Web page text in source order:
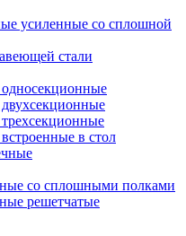
усиленные со сплошной
стали
в стол
со сплошными полками
решетчатые